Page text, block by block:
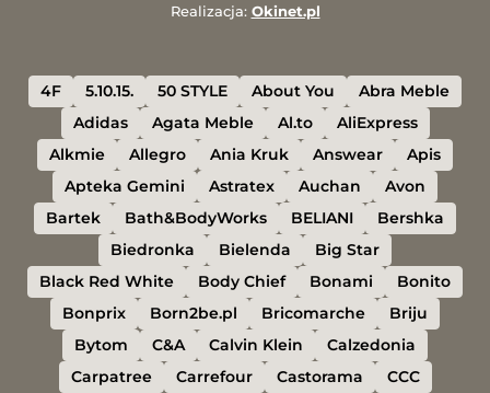
Realizacja: Okinet.pl
4F 5.10.15. 50 STYLE About You
Abra Meble
Adidas
Agata Meble Al.to
AliExpress
Alkmie
Allegro Ania Kruk Answear
Apis
Apteka Gemini
Astratex Auchan
Avon
Bartek
Bath&BodyWorks BELIANI
Bershka
Biedronka
Bielenda
Big Star
Black Red White
Body Chief Bonami
Bonito
Bonprix
Born2be.pl Bricomarche
Briju
Bytom
C&A Calvin Klein
Calzedonia
Carpatree
Carrefour Castorama CCC